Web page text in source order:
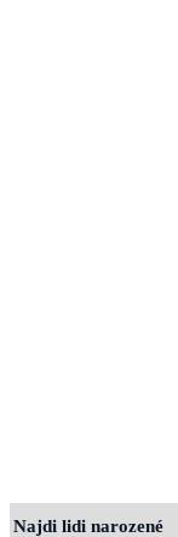
Najdi lidi narozené